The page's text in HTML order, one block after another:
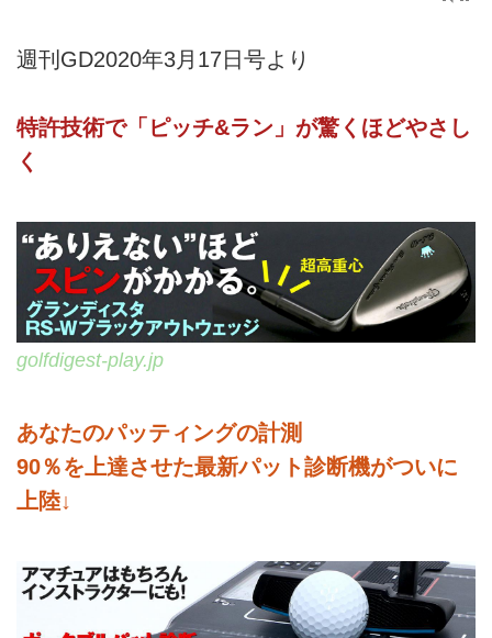
週刊GD2020年3月17日号より
特許技術で「ピッチ&ラン」が驚くほどやさし
く
golfdigest-play.jp
あなたのパッティングの計測
90％を上達させた最新パット診断機がついに
上陸↓